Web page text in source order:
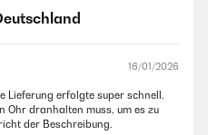
16/01/2026
Lieferung erfolgte super schnell.
Ohr dranhalten muss, um es zu
der Beschreibung.